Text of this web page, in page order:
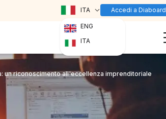
ITA
ENG
ITA
Accedi a Diaboard
un riconoscimento all'eccellenza imprenditoriale